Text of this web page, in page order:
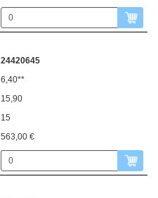
24420645
6,40**
15,90
15
563,00 €